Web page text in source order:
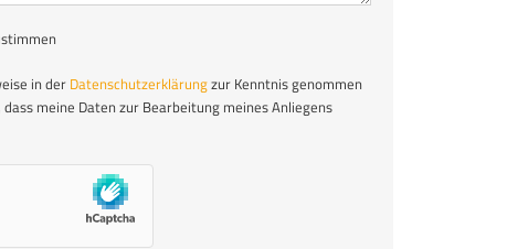
in der Datenschutzerklärungzur Kenntnis genommen
meine Daten zur Bearbeitung meines Anliegens